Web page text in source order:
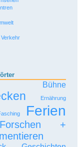
Bühne
Ernährung
Ferien
Forschen +